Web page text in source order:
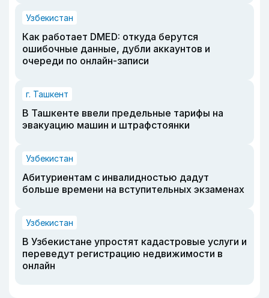
Узбекистан
Как работает DMED: откуда берутся
ошибочные данные, дубли аккаунтов и
очереди по онлайн-записи
г. Ташкент
В Ташкенте ввели предельные тарифы на
эвакуацию машин и штрафстоянки
Узбекистан
Абитуриентам с инвалидностью дадут
больше времени на вступительных экзаменах
Узбекистан
В Узбекистане упростят кадастровые услуги и
переведут регистрацию недвижимости в
онлайн